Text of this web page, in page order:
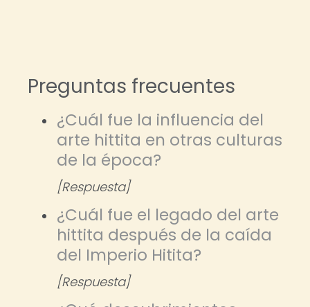
Preguntas frecuentes
¿Cuál fue la influencia del
arte hittita en otras culturas
de la época?
[Respuesta]
¿Cuál fue el legado del arte
hittita después de la caída
del Imperio Hitita?
[Respuesta]